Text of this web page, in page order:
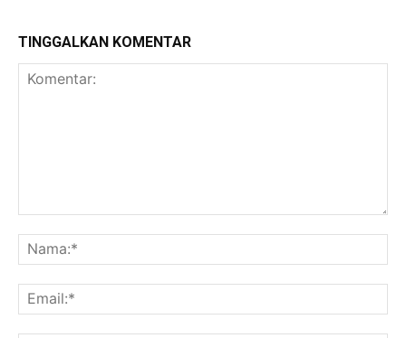
TINGGALKAN KOMENTAR